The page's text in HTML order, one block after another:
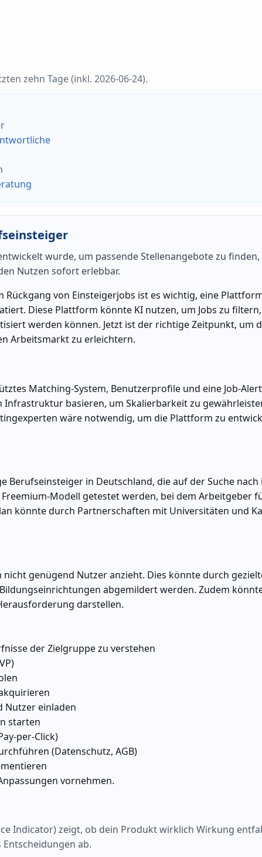
zehn Tage (inkl. 2026-06-24).
wurde, um passende Stellenangebote zu
Nutzen sofort erlebbar.
von Einsteigerjobs ist es wichtig, eine
Diese Plattform könnte KI nutzen, um Jobs zu
werden können. Jetzt ist der richtige Zeitpunkt, um
Arbeitsmarkt zu erleichtern.
Matching-System, Benutzerprofile und eine Job-
basieren, um Skalierbarkeit zu
wäre notwendig, um die Plattform zu
Berufseinsteiger in Deutschland, die auf der Suche nach
Modell getestet werden, bei dem Arbeitgeber
könnte durch Partnerschaften mit Universitäten und
genügend Nutzer anzieht. Dies könnte durch
abgemildert werden. Zudem
darstellen.
der Zielgruppe zu verstehen
Nutzer einladen
starten
per-Click)
(Datenschutz, AGB)
vornehmen.
Indicator) zeigt, ob dein Produkt wirklich Wirkung
ab.